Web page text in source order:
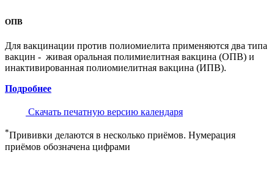
ОПВ
Для вакцинации против полиомиелита применяются два типа
вакцин - живая оральная полимиелитная вакцина (ОПВ) и
инактивированная полиомиелитная вакцина (ИПВ).
Подробнее
Скачать печатную версию календаря
*Прививки делаются в несколько приёмов. Нумерация
приёмов обозначена цифрами